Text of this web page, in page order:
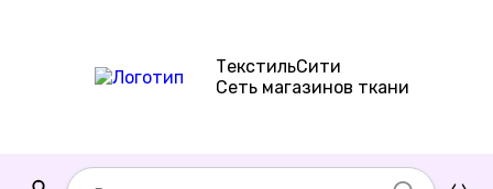
ТекстильСити
Сеть магазинов ткани